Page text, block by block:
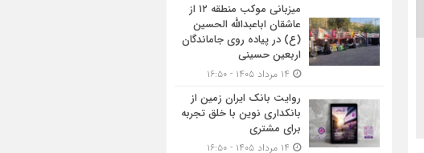
میزبانی موکب منطقه ۱۲ از
عاشقان اباعبدالله الحسین
(ع) در پیاده روی جاماندگان
اربعین حسینی
روایت بانک ایران زمین از
بانکداری نوین با خلق تجربه
برای مشتری